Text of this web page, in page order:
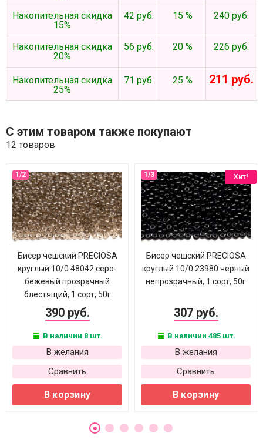
Накопительная скидка
15%
42 руб. 15 % 240 руб.
Накопительная скидка
20%
56 руб. 20 % 226 руб.
Накопительная скидка
25%
71 руб. 25 % 211 руб.
С этим товаром также покупают
12 товаров
Бисер чешский PRECIOSA
круглый 10/0 48042 серо-
бежевый прозрачный
блестящий, 1 сорт, 50г
390 руб.
В наличии 8 шт.
В желания
Сравнить
В корзину
Хит!
Бисер чешский PRECIOSA
круглый 10/0 23980 черный
непрозрачный, 1 сорт, 50г
307 руб.
В наличии 485 шт.
В желания
Сравнить
В корзину